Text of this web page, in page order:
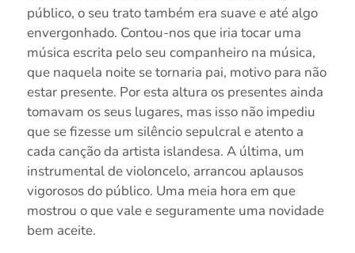
público, o seu trato também era suave e até algo
envergonhado. Contou-nos que iria tocar uma
música escrita pelo seu companheiro na música,
que naquela noite se tornaria pai, motivo para não
estar presente. Por esta altura os presentes ainda
tomavam os seus lugares, mas isso não impediu
que se fizesse um silêncio sepulcral e atento a
cada canção da artista islandesa. A última, um
instrumental de violoncelo, arrancou aplausos
vigorosos do público. Uma meia hora em que
mostrou o que vale e seguramente uma novidade
bem aceite.